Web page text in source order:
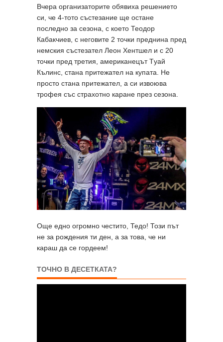
Вчера организаторите обявиха решението
си, че 4-тото състезание ще остане
последно за сезона, с което Теодор
Кабакчиев, с неговите 2 точки преднина пред
немския състезател Леон Хентшел и с 20
точки пред третия, американецът Tуай
Кълинс, стана притежател на купата. Не
просто стана притежател, а си извоюва
трофея със страхотно каране през сезона.
Още едно огромно честито, Тедо! Този път
не за рождения ти ден, а за това, че ни
караш да се гордеем!
ТОЧНО В ДЕСЕТКАТА?